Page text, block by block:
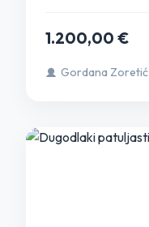
1.200,00 €
Gordana Zoretić